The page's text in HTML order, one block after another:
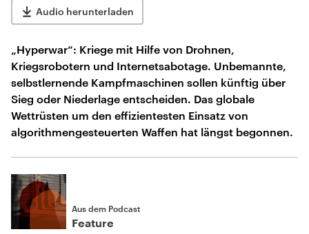
Audio herunterladen
„Hyperwar“: Kriege mit Hilfe von Drohnen,
Kriegsrobotern und Internetsabotage. Unbemannte,
selbstlernende Kampfmaschinen sollen künftig über
Sieg oder Niederlage entscheiden. Das globale
Wettrüsten um den effizientesten Einsatz von
algorithmengesteuerten Waffen hat längst begonnen.
Aus dem Podcast
Feature